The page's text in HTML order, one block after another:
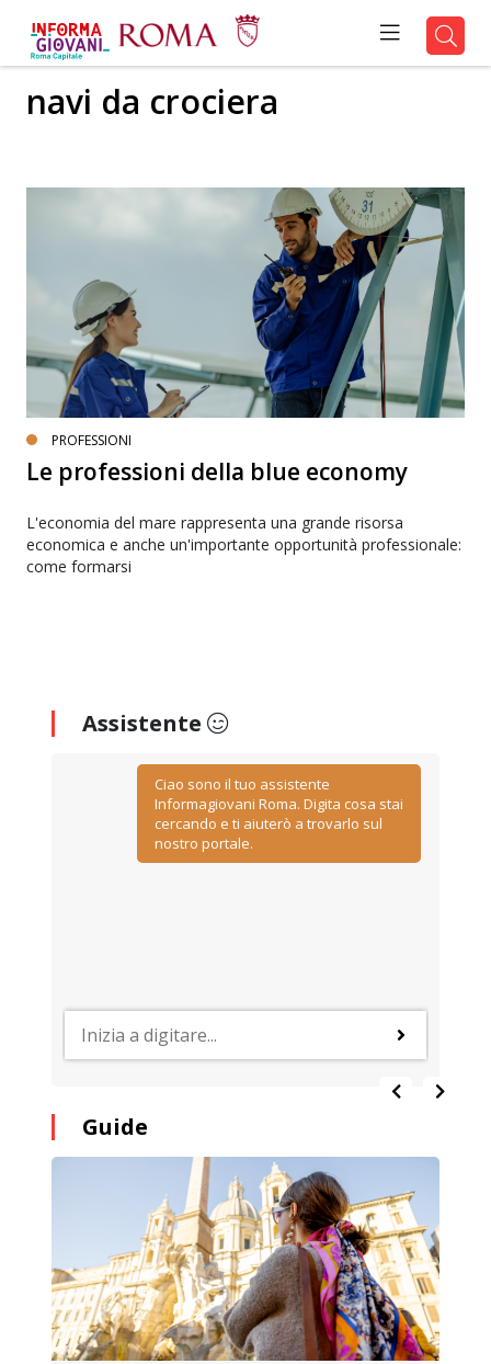
navi da crociera
PROFESSIONI
Le professioni della blue economy
L'economia del mare rappresenta una grande risorsa
economica e anche un'importante opportunità professionale:
come formarsi
Assistente
Ciao sono il tuo assistente
Informagiovani Roma. Digita cosa stai
cercando e ti aiuterò a trovarlo sul
nostro portale.
Guide